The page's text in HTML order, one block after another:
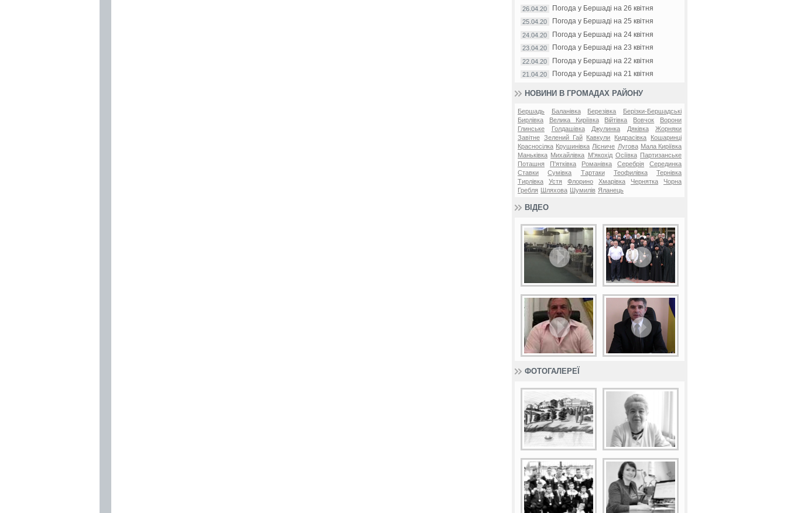
26.04.20 Погода у Бершаді на 26 квітня
25.04.20 Погода у Бершаді на 25 квітня
24.04.20 Погода у Бершаді на 24 квітня
23.04.20 Погода у Бершаді на 23 квітня
22.04.20 Погода у Бершаді на 22 квітня
21.04.20 Погода у Бершаді на 21 квітня
НОВИНИ В ГРОМАДАХ РАЙОНУ
Бершадь Баланівка Березівка
Берізки-Бершадські
Бирлівка
Велика Киріївка Війтівка Вовчок
Ворони
Глинське
Голдашівка Джулинка Дяківка
Жорняки
Завітне Зелений Гай Кавкули Кидрасівка
Кошаринці
Красносілка Крушинівка Лісниче Лугова Мала Киріївка
Маньківка Михайлівка М'якохід Осіївка
Партизанське
Поташня
П'ятківка Романівка Серебрія
Серединка
Ставки
Сумівка Тартаки Теофилівка
Тернівка
Тирлівка
Устя Флорино Хмарівка Чернятка
Чорна
Гребля Шляхова Шумилів Яланець
ВІДЕО
ФОТОГАЛЕРЕЇ